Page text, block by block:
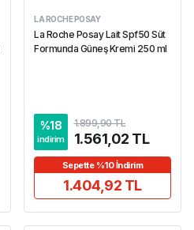
LA ROCHE POSAY
La Roche Posay Lait Spf50 Süt
Formunda Güneş Kremi 250 ml
%18
indirim
1.899,90 TL
1.561,02 TL
Sepette %10 İndirim
1.404,92 TL